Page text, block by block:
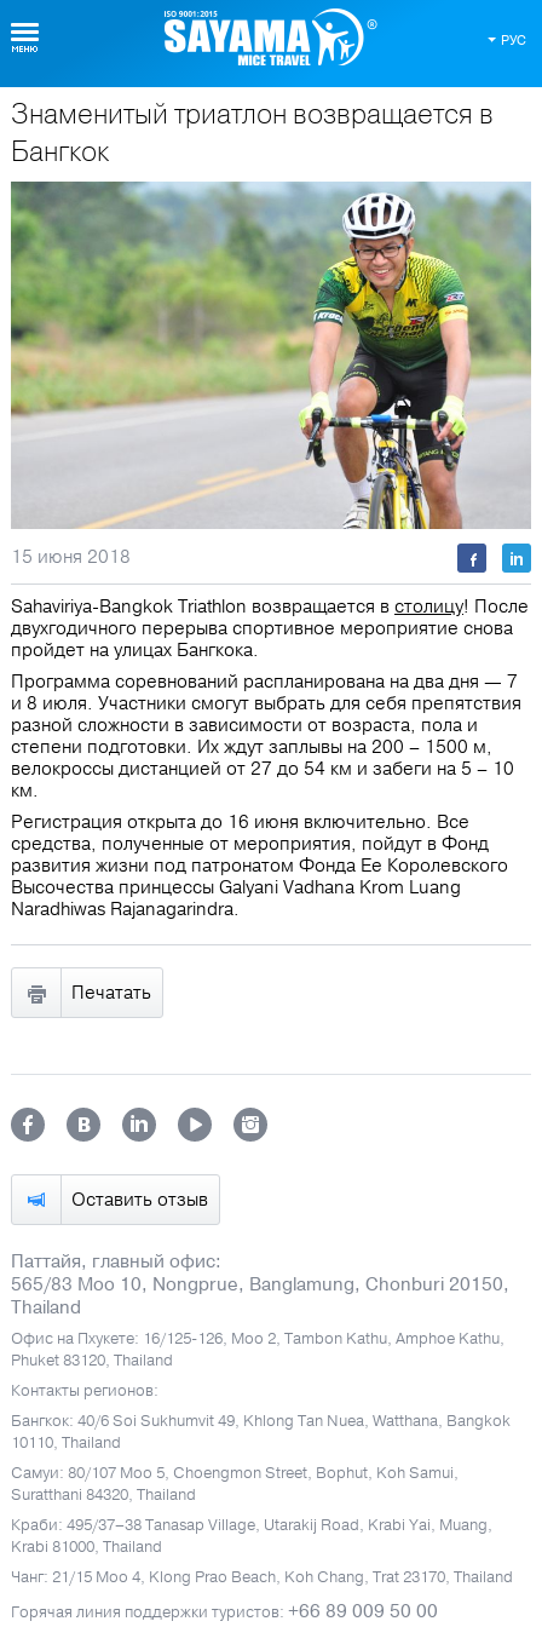
РУС
О Таиланде
Оставить отзыв
Паттайя, главный офис:
565/83 Moo 10, Nongprue, Banglamung, Chonburi 20150,
Thailand
Офис на Пхукете: 16/125-126, Moo 2, Tambon Kathu, Amphoe Kathu,
Phuket 83120, Thailand
Контакты регионов:
Бангкок: 40/6 Soi Sukhumvit 49, Khlong Tan Nuea, Watthana, Bangkok
10110, Thailand
Самуи: 80/107 Moo 5, Choengmon Street, Bophut, Koh Samui,
Suratthani 84320, Thailand
Краби: 495/37–38 Tanasap Village, Utarakij Road, Krabi Yai, Muang,
Krabi 81000, Thailand
Чанг: 21/15 Moo 4, Klong Prao Beach, Koh Chang, Trat 23170, Thailand
Горячая линия поддержки туристов: +66 89 009 50 00
Знаменитый триатлон возвращается в
Бангкок
15 июня 2018
Sahaviriya-Bangkok Triathlon возвращается в столицу! После
двухгодичного перерыва спортивное мероприятие снова
пройдет на улицах Бангкока.
Программа соревнований распланирована на два дня — 7
и 8 июля. Участники смогут выбрать для себя препятствия
разной сложности в зависимости от возраста, пола и
степени подготовки. Их ждут заплывы на 200 – 1500 м,
велокроссы дистанцией от 27 до 54 км и забеги на 5 – 10
км.
Регистрация открыта до 16 июня включительно. Все
средства, полученные от мероприятия, пойдут в Фонд
развития жизни под патронатом Фонда Ее Королевского
Высочества принцессы Galyani Vadhana Krom Luang
Naradhiwas Rajanagarindra.
Печатать